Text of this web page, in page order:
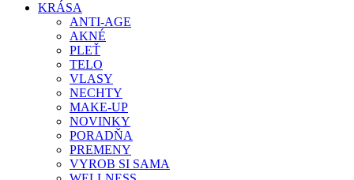
KRÁSA
ANTI-AGE
AKNÉ
PLEŤ
TELO
VLASY
NECHTY
MAKE-UP
NOVINKY
PORADŇA
PREMENY
VYROB SI SAMA